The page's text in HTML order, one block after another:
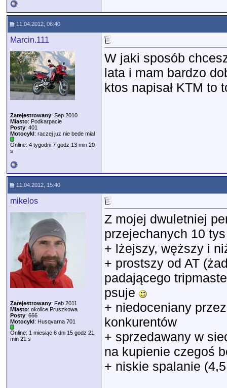
11.04.2012, 06:40
Marcin.111
Zarejestrowany: Sep 2010
Miasto: Podkarpacie
Posty: 401
Motocykl: raczej juz nie bede mial
Online: 4 tygodni 7 godz 13 min 20
s
W jaki sposób
lata i mam bardzo
ktos napisał KTM to
11.04.2012, 15:40
mikelos
Zarejestrowany: Feb 2011
Miasto: okolice Pruszkowa
Posty: 666
Motocykl: Husqvarna 701
Online: 1 miesiąc 6 dni 15 godz 21
min 21 s
Z mojej dwuletniej
przejechanych 10
+ lżejszy, węższy i
+ prostszy od AT
padającego
psuje
+ niedoceniany
konkurentów
+ sprzedawany w
na kupienie czegoś
+ niskie spalanie